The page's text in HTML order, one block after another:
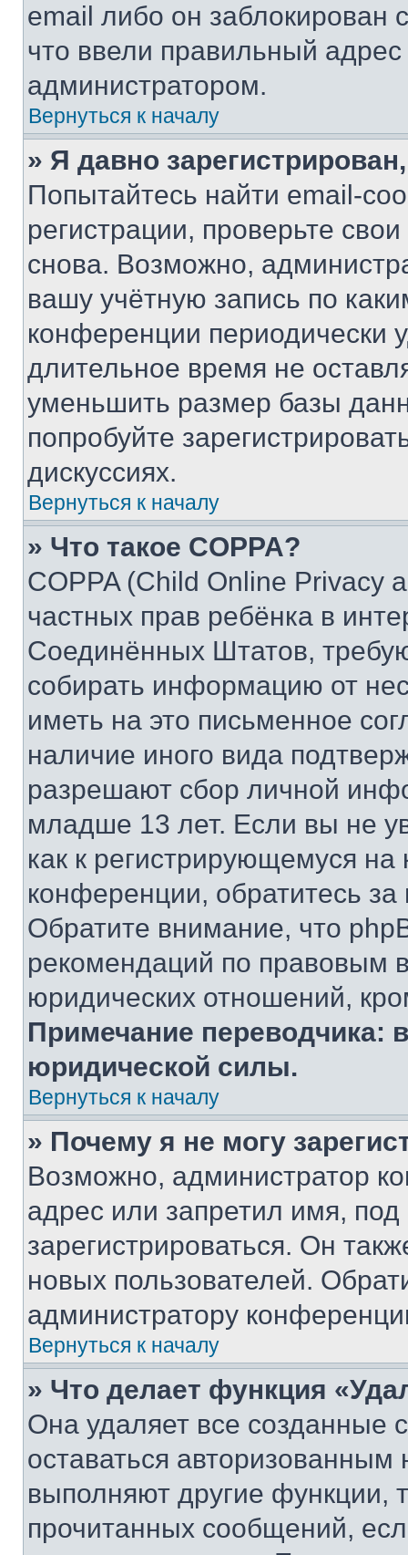
email либо он
что ввели правильный адрес
администратором.
Вернуться к началу
» Я давно
Попытайтесь найти email-
регистрации, проверьте
снова. Возможно,
вашу учётную запись по
конференции периодически
длительное время не
уменьшить размер базы
попробуйте
дискуссиях.
Вернуться к началу
» Что такое COPPA?
COPPA (Child Online Privacy
частных прав ребёнка в
Соединённых Штатов,
собирать информацию от
иметь на это письменное
наличие иного вида
разрешают сбор личной
младше 13 лет. Если вы не
как к регистрирующемуся
конференции, обратитесь
Обратите внимание, что
рекомендаций по правовым
юридических отношений,
Примечание переводчика:
юридической силы.
Вернуться к началу
» Почему я не могу
Возможно, администратор
адрес или запретил имя,
зарегистрироваться. Он
новых пользователей.
администратору
Вернуться к началу
» Что делает функция
Она удаляет все созданные
оставаться
выполняют другие функции,
прочитанных сообщений,